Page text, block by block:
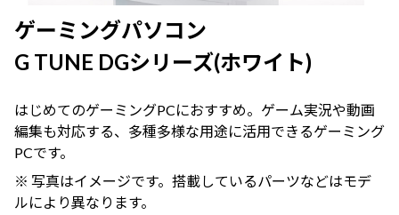
ゲーミングパソコン
G TUNE DGシリーズ(ホワイト)
はじめてのゲーミングPCにおすすめ。ゲーム実況や動画
編集も対応する、多種多様な用途に活用できるゲーミング
PCです。
※ 写真はイメージです。搭載しているパーツなどはモデ
ルにより異なります。